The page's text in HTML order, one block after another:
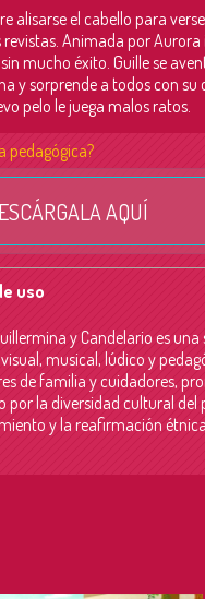
alisarse el cabello para
Animada por Aurora
mucho éxito. Guille se
y sorprende a todos con su
pelo le juega malos ratos.
pedagógica?
AQUÍ
uso
y Candelario es una
musical, lúdico y
de familia y cuidadores,
por la diversidad cultural del
y la reafirmación